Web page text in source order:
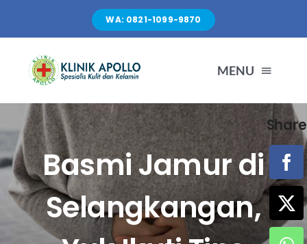
content
WA: 0821-1099-9870
MENU
TENTANG KAMI
LAYANAN
FASILITAS
Basmi Jamur di
Selangkangan,
Share